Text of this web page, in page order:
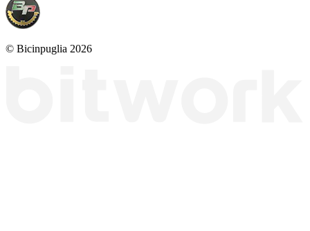
© Bicinpuglia 2026